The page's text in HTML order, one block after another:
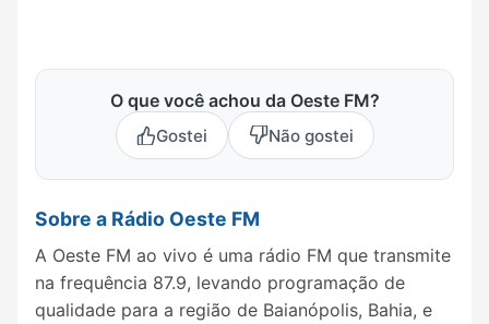
O que você achou da Oeste FM?
Gostei Não gostei
Sobre a Rádio Oeste FM
A Oeste FM ao vivo é uma rádio FM que transmite
na frequência 87.9, levando programação de
qualidade para a região de Baianópolis, Bahia, e